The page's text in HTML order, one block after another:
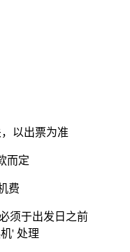
以出票为准
而定
费
须于出发日之前
' 处理